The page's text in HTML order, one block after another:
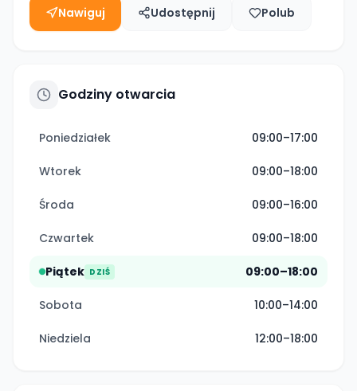
Nawiguj Udostępnij Polub
Godziny otwarcia
Poniedziałek 09:00–17:00
Wtorek 09:00–18:00
Środa 09:00–16:00
Czwartek 09:00–18:00
Piątek DZIŚ 09:00–18:00
Sobota 10:00–14:00
Niedziela 12:00–18:00